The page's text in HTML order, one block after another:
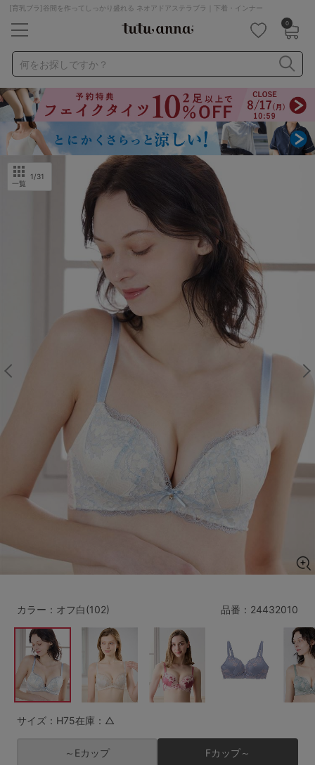
[育乳ブラ]谷間を作ってしっかり盛れる ネオアドアステラブラ｜下着・インナー
0
何をお探しですか？
ナイトブラ ノンワイヤー 特盛ブラ
チューブトップ
折り畳み
パジャマ ストッキング
キャミソール
ルームウェア
育乳ブラ アームカバー
カテゴリから探す
レッグウェア 下着
ライフスタイル
キッズ
ギフトラッピング
サイズからブラを探す
A75
B65 B80
C70 C75 C85
D80
E65 E70 E75 E80 E85
F65 F70 F75
G65 G75
H70 H75
SS
L LL
S-CD
すべてのサイズを表示する
～999円 1,000～1,999円
2,000～2,999円 3,000～3,999円
4,000円～
一覧
1/31
品番： 24432010
カラー：オフ白(102)
サイズ：H75在庫：△
～Eカップ Fカップ～